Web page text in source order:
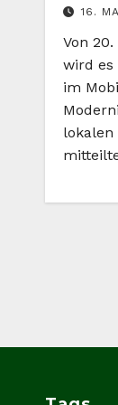
16.
Von
wird es
im
lokalen